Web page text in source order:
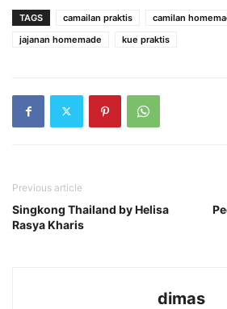
TAGS camailan praktis
camilan
jajanan homemade
kue praktis
Previous article
Singkong Thailand by Helisa
Rasya Kharis
dimas